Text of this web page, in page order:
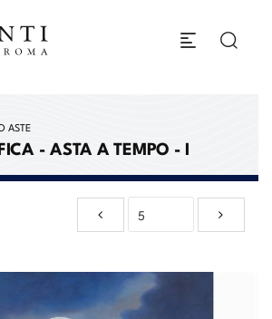
ASTE
- ASTA A TEMPO - I